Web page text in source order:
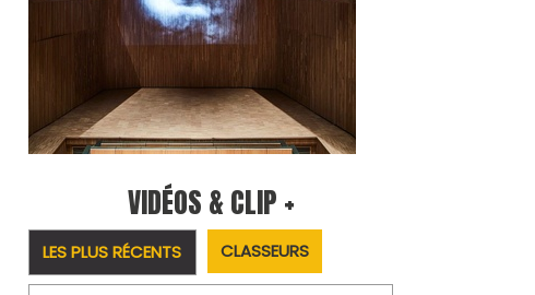
VIDÉOS & CLIP +
LES PLUS RÉCENTS CLASSEURS